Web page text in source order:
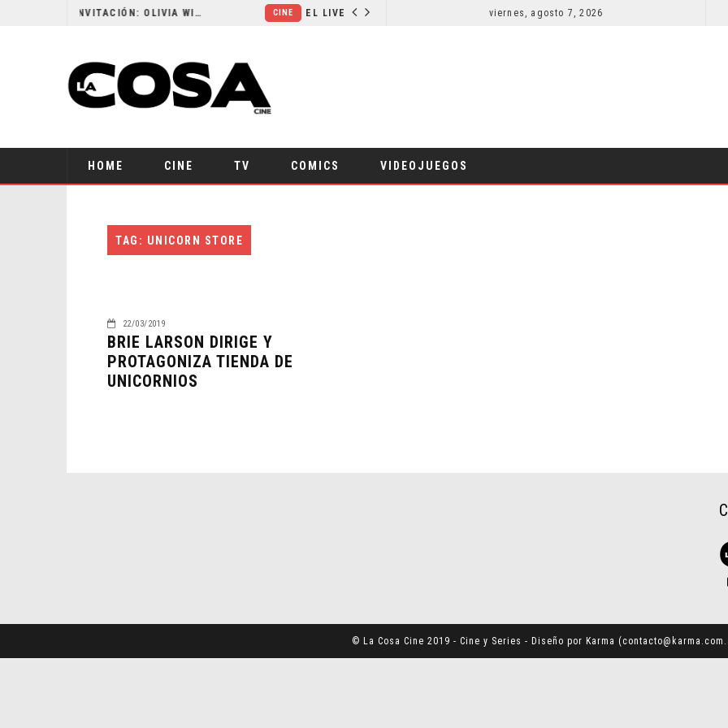
RESEÑA LA INVITACIÓN: OLIVIA WILDE REFLEXIONA SOBRE LA VIDA CONYUGAL CINE
viernes, agosto 7, 2026
HOME CINE TV COMICS VIDEOJUEGOS
TAG: UNICORN STORE
22/03/2019
BRIE LARSON DIRIGE Y
PROTAGONIZA TIENDA DE
UNICORNIOS
© La Cosa Cine 2019 - Cine y Series - Diseño por Karma (